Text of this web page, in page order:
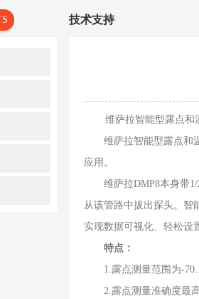
技术支持
维萨拉智能型露点和温
维萨拉智能型露点和温
应用。
维萨拉DMP8本身带1/2
从该管路中拔出探头。智
实现数据可视化、轻松设
特点：
1.露点测量范围为-
2.露点测量准确度最高